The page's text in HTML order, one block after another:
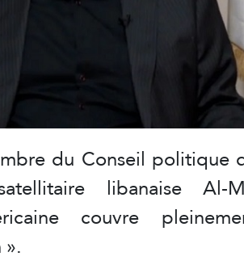
du Conseil politique
libanaise Al-
couvre